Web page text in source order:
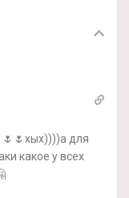
для
какое у всех